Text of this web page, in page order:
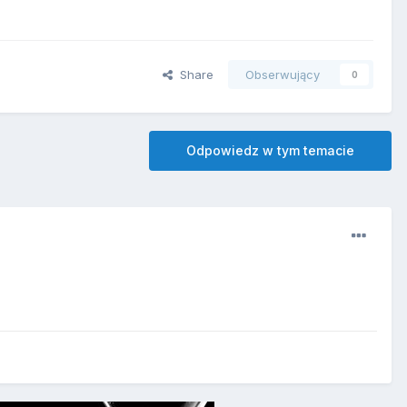
Share Obserwujący 0
Odpowiedz w tym temacie